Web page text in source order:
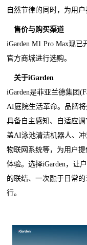
自然节律的同时，为用
售价与购买渠道
iGarden M1 Pro Max现
官方商城进行选购。
关于iGarden
iGarden是菲亚兰德集团
AI庭院生活革命。品牌
具备自主感知、自适应
盖AI泳池清洁机器人、
物联网系统等，为用户
体验。选择iGarden，让
的联结、一次融于日常
行。